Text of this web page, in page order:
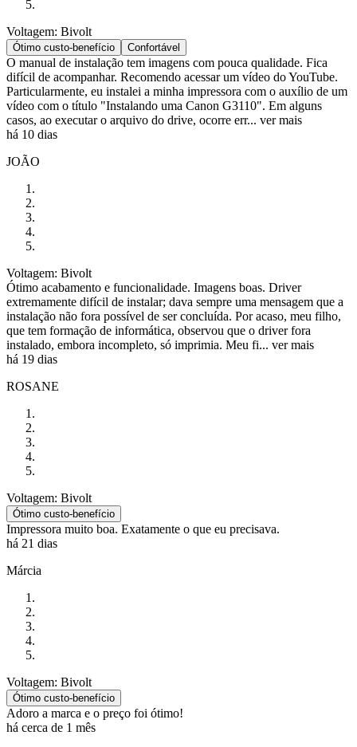
Voltagem: Bivolt
Ótimo custo-benefício Confortável
O manual de instalação tem imagens com pouca qualidade. Fica
difícil de acompanhar. Recomendo acessar um vídeo do YouTube.
Particularmente, eu instalei a minha impressora com o auxílio de um
vídeo com o título "Instalando uma Canon G3110". Em alguns
casos, ao executar o arquivo do drive, ocorre err... ver mais
há 10 dias
JOÃO
Voltagem: Bivolt
Ótimo acabamento e funcionalidade. Imagens boas. Driver
extremamente difícil de instalar; dava sempre uma mensagem que a
instalação não fora possível de ser concluída. Por acaso, meu filho,
que tem formação de informática, observou que o driver fora
instalado, embora incompleto, só imprimia. Meu fi... ver mais
há 19 dias
ROSANE
Voltagem: Bivolt
Ótimo custo-benefício
Impressora muito boa. Exatamente o que eu precisava.
há 21 dias
Márcia
Voltagem: Bivolt
Ótimo custo-benefício
Adoro a marca e o preço foi ótimo!
há cerca de 1 mês